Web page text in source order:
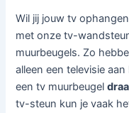
Wil jij jouw tv
met onze tv-
muurbeugels. Zo
alleen een televisie
een tv muurbeugel
tv-steun kun je vaak